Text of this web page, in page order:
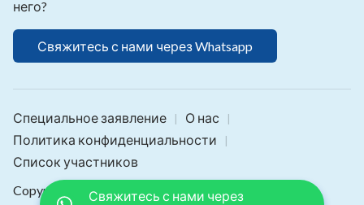
После этого мне посчастливилось стать
Христианином. Однажды я читал
христианскую книгу и увидел: «Во-вторых, вам
него?
Свяжитесь с нами через Whatsapp
Специальное заявление | О нас |
Политика конфиденциальности |
Список участников
Copyright © 2026Свяжитесь с нами через